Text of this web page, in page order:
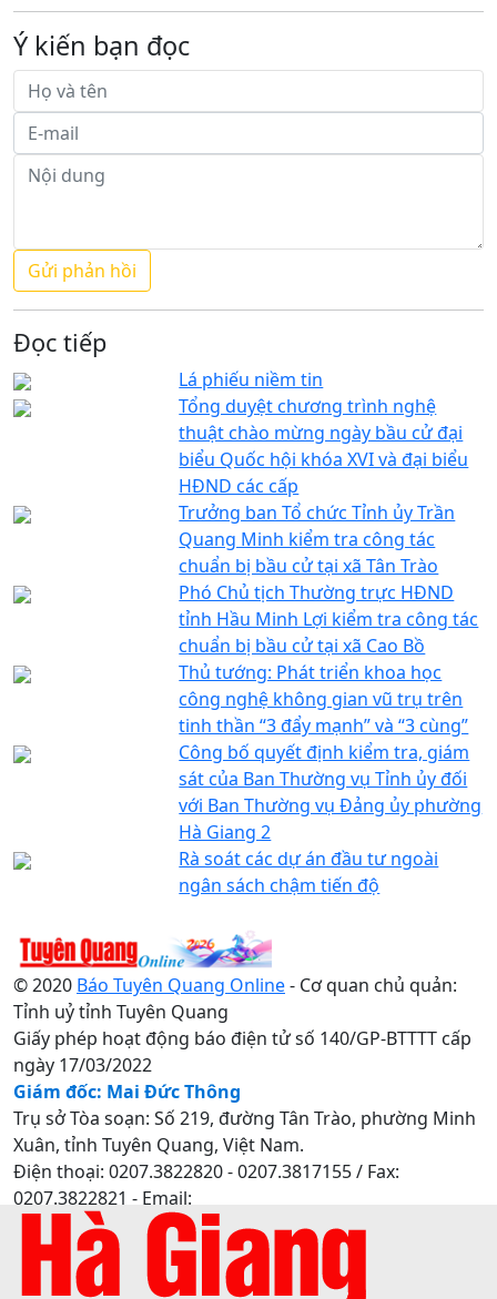
Ý kiến bạn đọc
Đọc tiếp
Lá phiếu niềm tin
Tổng duyệt chương trình nghệ
thuật chào mừng ngày bầu cử đại
biểu Quốc hội khóa XVI và đại biểu
HĐND các cấp
Trưởng ban Tổ chức Tỉnh ủy Trần
Quang Minh kiểm tra công tác
chuẩn bị bầu cử tại xã Tân Trào
Phó Chủ tịch Thường trực HĐND
tỉnh Hầu Minh Lợi kiểm tra công tác
chuẩn bị bầu cử tại xã Cao Bồ
Thủ tướng: Phát triển khoa học
công nghệ không gian vũ trụ trên
tinh thần “3 đẩy mạnh” và “3 cùng”
Công bố quyết định kiểm tra, giám
sát của Ban Thường vụ Tỉnh ủy đối
với Ban Thường vụ Đảng ủy phường
Hà Giang 2
Rà soát các dự án đầu tư ngoài
ngân sách chậm tiến độ
© 2020 Báo Tuyên Quang Online- Cơ quan chủ quản:
Tỉnh uỷ tỉnh Tuyên Quang
Giấy phép hoạt động báo điện tử số 140/GP-BTTTT cấp
ngày 17/03/2022
Giám đốc: Mai Đức Thông
Trụ sở Tòa soạn: Số 219, đường Tân Trào, phường Minh
Xuân, tỉnh Tuyên Quang, Việt Nam.
Điện thoại: 0207.3822820 - 0207.3817155 / Fax:
0207.3822821 - Email:
baotuyenquang.com.vn@gmail.com